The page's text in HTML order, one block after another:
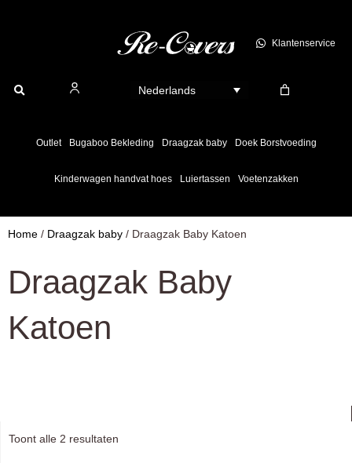
Klantenservice
Nederlands
Outlet Bugaboo Bekleding Draagzak baby Doek Borstvoeding
Kinderwagen handvat hoes Luiertassen Voetenzakken
Home / Draagzak baby / Draagzak Baby Katoen
Draagzak Baby
Katoen
Toont alle 2 resultaten